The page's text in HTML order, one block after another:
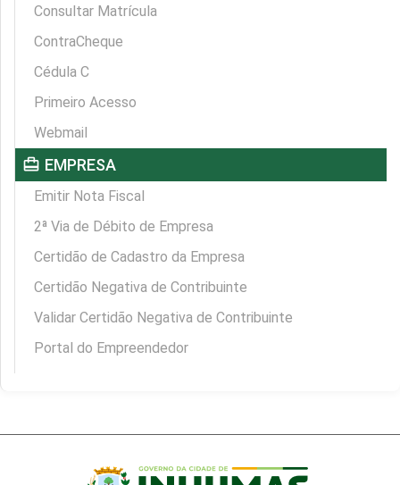
Consultar Matrícula
ContraCheque
Cédula C
Primeiro Acesso
Webmail
card_travel EMPRESA
Emitir Nota Fiscal
2ª Via de Débito de Empresa
Certidão de Cadastro da Empresa
Certidão Negativa de Contribuinte
Validar Certidão Negativa de Contribuinte
Portal do Empreendedor